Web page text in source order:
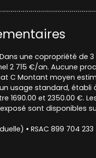
une copropriété de
2 715 €/an. Aucune
C Montant moyen
usage standard, établi
1690.00 et 2350.00 €.
sont disponibles
• RSAC 899 704 233